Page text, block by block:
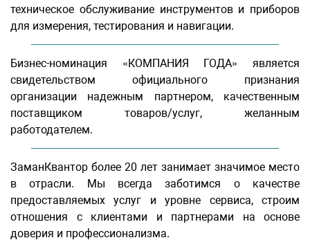
техническое обслуживание инструментов и приборов
для измерения, тестирования и навигации.
Бизнес-номинация «КОМПАНИЯ ГОДА» является
свидетельством официального признания
организации надежным партнером, качественным
поставщиком товаров/услуг, желанным
работодателем.
ЗаманКвантор более 20 лет занимает значимое место
в отрасли. Мы всегда заботимся о качестве
предоставляемых услуг и уровне сервиса, строим
отношения с клиентами и партнерами на основе
доверия и профессионализма.